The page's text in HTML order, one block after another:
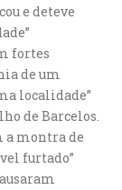
e deteve
fortes
de um
localidade”
de Barcelos.
a montra de
furtado”